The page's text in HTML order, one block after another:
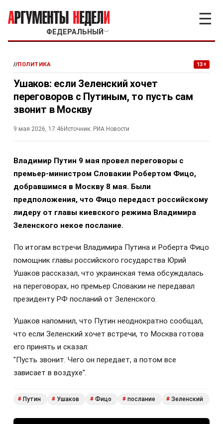
ФЕДЕРАЛЬНЫЙ ﹀
☰
//ПОЛИТИКА 13+
Ушаков: если Зеленский хочет
переговоров с Путиным, то пусть сам
звонит в Москву
9 мая 2026, 17:46 Источник: РИА Новости
Владимир Путин 9 мая провел переговоры с
премьер-министром Словакии Робертом Фицо,
добравшимся в Москву 8 мая. Были
предположения, что Фицо передаст российскому
лидеру от главы киевского режима Владимира
Зеленского некое послание.
По итогам встречи Владимира Путина и Роберта Фицо
помощник главы российского государства Юрий
Ушаков рассказал, что украинская тема обсуждалась
на переговорах, но премьер Словакии не передавал
президенту РФ посланий от Зеленского.
Ушаков напомнил, что Путин неоднократно сообщал,
что если Зеленский хочет встречи, то Москва готова
его принять и сказал:
"Пусть звонит. Чего он передает, а потом все
зависает в воздухе".
# Путин # Ушаков # Фицо # послание # Зеленский